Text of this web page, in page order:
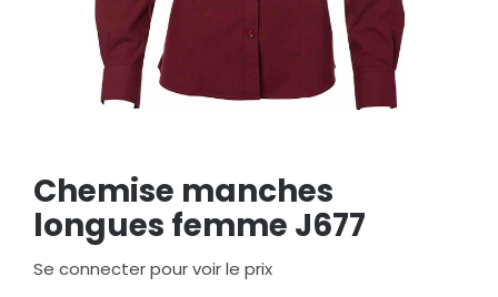
Chemise manches
longues femme J677
Se connecter pour voir le prix